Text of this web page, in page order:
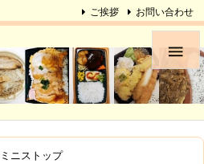

ご挨拶 お問い合わせ
ミニストップ